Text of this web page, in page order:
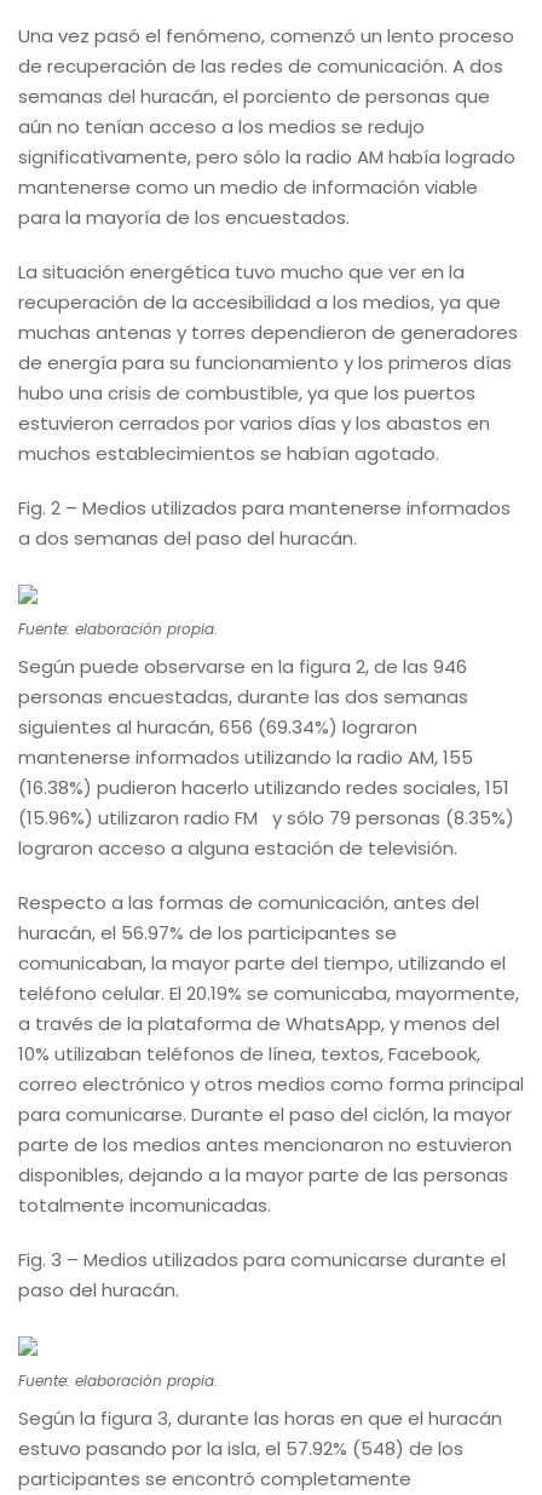
Una vez pasó el fenómeno, comenzó un lento proceso
de recuperación de las redes de comunicación. A dos
semanas del huracán, el porciento de personas que
aún no tenían acceso a los medios se redujo
significativamente, pero sólo la radio AM había logrado
mantenerse como un medio de información viable
para la mayoría de los encuestados.
La situación energética tuvo mucho que ver en la
recuperación de la accesibilidad a los medios, ya que
muchas antenas y torres dependieron de generadores
de energía para su funcionamiento y los primeros días
hubo una crisis de combustible, ya que los puertos
estuvieron cerrados por varios días y los abastos en
muchos establecimientos se habían agotado.
Fig. 2 – Medios utilizados para mantenerse informados
a dos semanas del paso del huracán.
Fuente: elaboración propia.
Según puede observarse en la figura 2, de las 946
personas encuestadas, durante las dos semanas
siguientes al huracán, 656 (69.34%) lograron
mantenerse informados utilizando la radio AM, 155
(16.38%) pudieron hacerlo utilizando redes sociales, 151
(15.96%) utilizaron radio FM y sólo 79 personas (8.35%)
lograron acceso a alguna estación de televisión.
Respecto a las formas de comunicación, antes del
huracán, el 56.97% de los participantes se
comunicaban, la mayor parte del tiempo, utilizando el
teléfono celular. El 20.19% se comunicaba, mayormente,
a través de la plataforma de WhatsApp, y menos del
10% utilizaban teléfonos de línea, textos, Facebook,
correo electrónico y otros medios como forma principal
para comunicarse. Durante el paso del ciclón, la mayor
parte de los medios antes mencionaron no estuvieron
disponibles, dejando a la mayor parte de las personas
totalmente incomunicadas.
Fig. 3 – Medios utilizados para comunicarse durante el
paso del huracán.
Fuente: elaboración propia.
Según la figura 3, durante las horas en que el huracán
estuvo pasando por la isla, el 57.92% (548) de los
participantes se encontró completamente